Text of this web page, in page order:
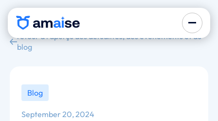
retour à l'aperçu des actualités, des événements et du
blog
Blog
September 20, 2024